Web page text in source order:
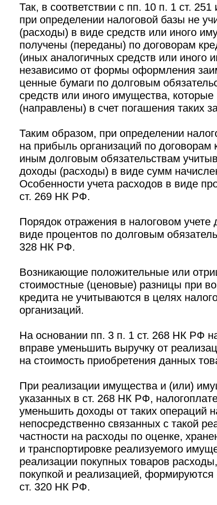
Так, в соответствии с пп. 10 п. 1 ст.
при определении налоговой базы не
(расходы) в виде средств или иного
получены (переданы) по договорам
(иных аналогичных средств или иного
независимо от формы оформления
ценные бумаги по долговым
средств или иного имущества,
(направлены) в счет погашения таких
Таким образом, при определении
на прибыль организаций по договорам
иным долговым обязательствам
доходы (расходы) в виде сумм
Особенности учета расходов в виде
ст. 269 НК РФ.
Порядок отражения в налоговом учете
виде процентов по долговым
328 НК РФ.
Возникающие положительные или
стоимостные (ценовые) разницы при
кредита не учитываются в целях
организаций.
На основании пп. 3 п. 1 ст. 268 НК РФ
вправе уменьшить выручку от
на стоимость приобретения данных
При реализации имущества и (или)
указанных в ст. 268 НК РФ,
уменьшить доходы от таких операций
непосредственно связанных с такой
частности на расходы по оценке,
и транспортировке реализуемого
реализации покупных товаров
покупкой и реализацией,
ст. 320 НК РФ.